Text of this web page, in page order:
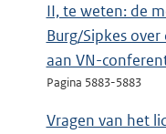
II, te weten: de
Burg/Sipkes
aan VN-
Pagina 5883-5883
Vragen van het